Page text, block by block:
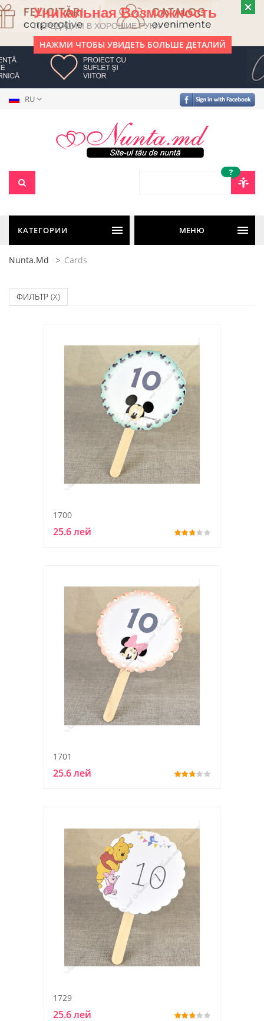
Уникальная Возможность
ПЕРЕДАДИМ В ХОРОШИЕ РУКИ
НАЖМИ ЧТОБЫ УВИДЕТЬ БОЛЬШЕ ДЕТАЛИЙ
RU
?
КАТЕГОРИИ МЕНЮ
Nunta.md Cards
ФИЛЬТР (X)
1700
25.6 лей
1701
25.6 лей
1729
25.6 лей